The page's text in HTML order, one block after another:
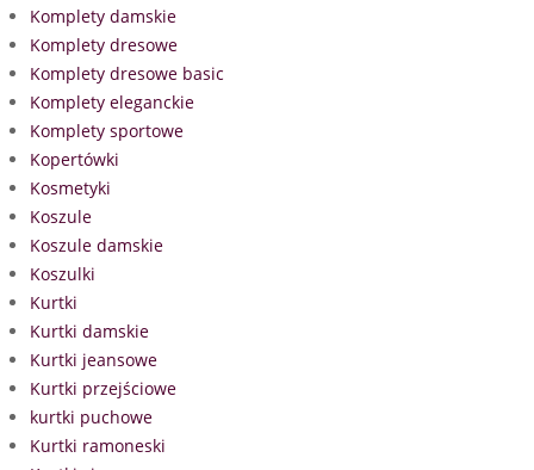
Komplety damskie
Komplety dresowe
Komplety dresowe basic
Komplety eleganckie
Komplety sportowe
Kopertówki
Kosmetyki
Koszule
Koszule damskie
Koszulki
Kurtki
Kurtki damskie
Kurtki jeansowe
Kurtki przejściowe
kurtki puchowe
Kurtki ramoneski